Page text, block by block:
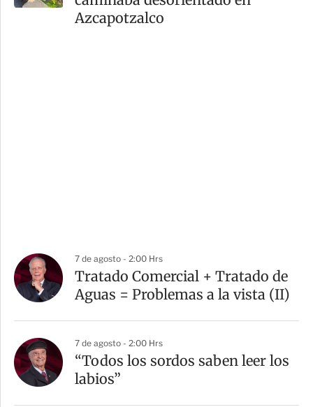
Azcapotzalco
7 de agosto - 2:00 Hrs
Tratado Comercial + Tratado de
Aguas = Problemas a la vista (II)
7 de agosto - 2:00 Hrs
“Todos los sordos saben leer los
labios”